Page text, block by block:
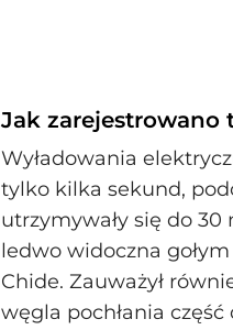
Jak zarejestrowano
Wyładowania
tylko kilka sekund,
utrzymywały się do
ledwo widoczna
Chide. Zauważył
węgla pochłania